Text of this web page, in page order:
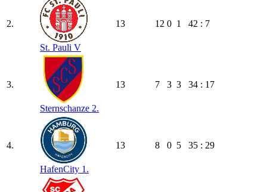
2.
St. Pauli V
13 12 0 1 42 : 7
3.
Sternschanze 2.
13 7 3 3 34 : 17
4.
HafenCity 1.
13 8 0 5 35 : 29